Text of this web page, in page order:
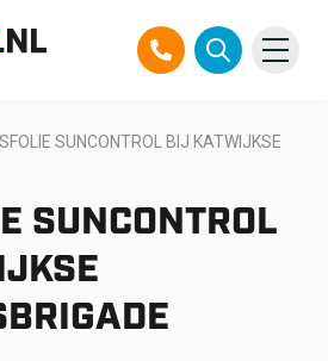
SUNCONTROL BIJ KATWIJKSE
SUNCONTROL